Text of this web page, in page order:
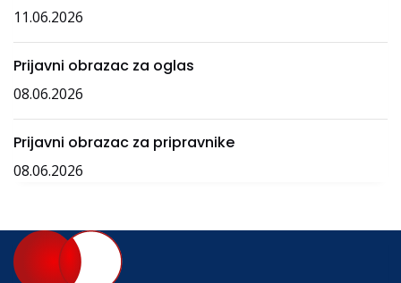
11.06.2026
Prijavni obrazac za oglas
08.06.2026
Prijavni obrazac za pripravnike
08.06.2026